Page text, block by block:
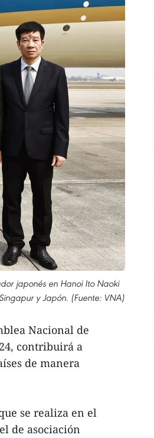
japonés en Hanoi Ito Naoki
y Japón. (Fuente: VNA)
Nacional de
contribuirá a
de manera
se realiza en el
de asociación